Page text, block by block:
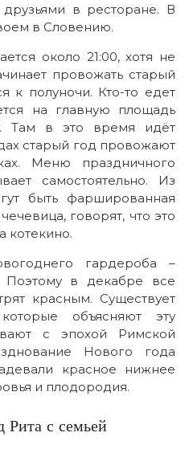
в ресторане. В
в Словению.
около 21:00, хотя не
провожать старый
к полуночи. Кто-то едет
на главную площадь
Там в это время идёт
старый год провожают
Меню праздничного
самостоятельно. Из
быть фаршированная
говорят, что это
котекино.
гардероба –
Поэтому в декабре все
красным. Существует
объясняют эту
с эпохой Римской
Нового года
красное нижнее
и плодородия.
Рита с семьей